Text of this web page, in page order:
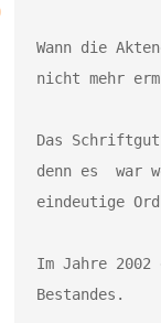
Wann die
nicht mehr
Das
denn es  war
eindeutige
Im Jahre
Bestandes.